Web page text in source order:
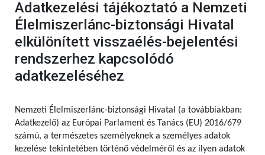
Adatkezelési tájékoztató a Nemzeti
Élelmiszerlánc-biztonsági Hivatal
elkülönített visszaélés-bejelentési
rendszerhez kapcsolódó
adatkezeléséhez
Nemzeti Élelmiszerlánc-biztonsági Hivatal (a továbbiakban:
Adatkezelő) az Európai Parlament és Tanács (EU) 2016/679
számú, a természetes személyeknek a személyes adatok
kezelése tekintetében történő védelméről és az ilyen adatok